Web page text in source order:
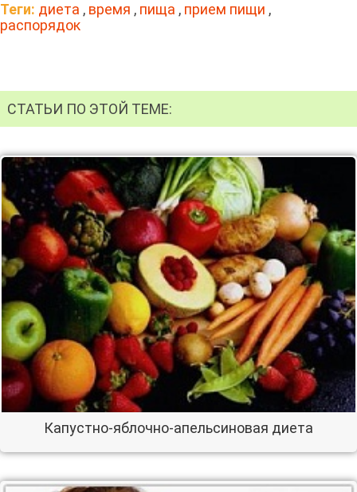
Теги: диета , время , пища , прием пищи ,
распорядок
СТАТЬИ ПО ЭТОЙ ТЕМЕ:
Капустно-яблочно-апельсиновая диета